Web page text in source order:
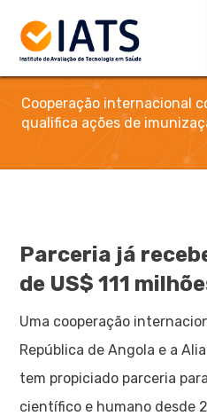
Cooperação internacional
qualifica ações de
Parceria já
de US$ 111
Uma cooperação
República de Angola e a
tem propiciado parceria
científico e humano desde